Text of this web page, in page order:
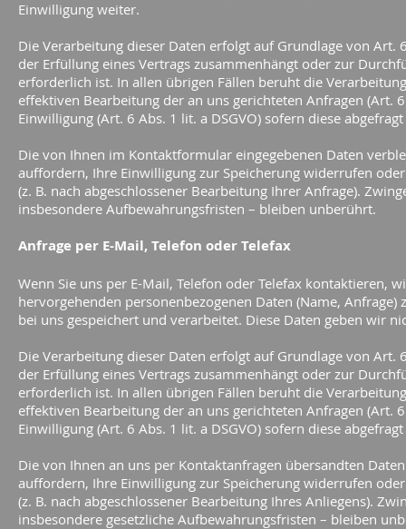
Einwilligung weiter.
Die Verarbeitung dieser Daten erfolgt auf Grundlage von Art.
der Erfüllung eines Vertrags zusammenhängt oder zur
erforderlich ist. In allen übrigen Fällen beruht die
effektiven Bearbeitung der an uns gerichteten Anfragen (Art.
Einwilligung (Art. 6 Abs. 1 lit. a DSGVO) sofern diese
Die von Ihnen im Kontaktformular eingegebenen Daten
auffordern, Ihre Einwilligung zur Speicherung widerrufen
(z. B. nach abgeschlossener Bearbeitung Ihrer Anfrage).
insbesondere Aufbewahrungsfristen – bleiben unberührt.
Anfrage per E-Mail, Telefon oder Telefax
Wenn Sie uns per E-Mail, Telefon oder Telefax kontaktieren,
hervorgehenden personenbezogenen Daten (Name,
bei uns gespeichert und verarbeitet. Diese Daten geben wir
Die Verarbeitung dieser Daten erfolgt auf Grundlage von Art.
der Erfüllung eines Vertrags zusammenhängt oder zur
erforderlich ist. In allen übrigen Fällen beruht die
effektiven Bearbeitung der an uns gerichteten Anfragen (Art.
Einwilligung (Art. 6 Abs. 1 lit. a DSGVO) sofern diese
Die von Ihnen an uns per Kontaktanfragen übersandten
auffordern, Ihre Einwilligung zur Speicherung widerrufen
(z. B. nach abgeschlossener Bearbeitung Ihres Anliegens).
insbesondere gesetzliche Aufbewahrungsfristen – bleiben